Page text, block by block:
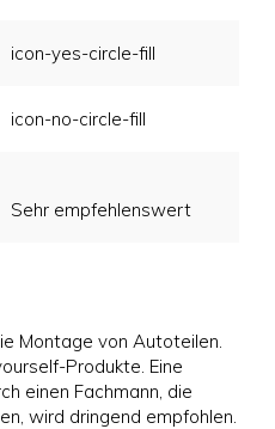
icon-yes-circle-fill
icon-no-circle-fill
Sehr empfehlenswert
Montage von Autoteilen.
Produkte. Eine
einen Fachmann, die
wird dringend empfohlen.